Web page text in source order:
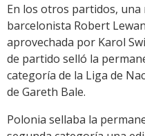
En los otros partidos, una
barcelonista Robert
aprovechada por Karol
de partido selló la
categoría de la Liga de
de Gareth Bale.
Polonia sellaba la